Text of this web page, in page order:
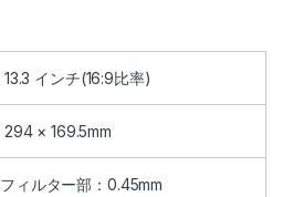
13.3 インチ(16:9比率)
294 × 169.5mm
フィルター部：0.45mm